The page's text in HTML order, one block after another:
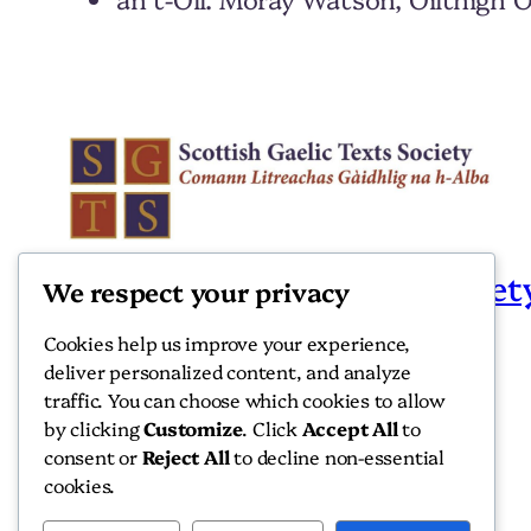
Scottish Gaelic Texts
Scottish Gaelic Texts Society
We respect your privacy
Cookies help us improve your experience,
deliver personalized content, and analyze
traffic. You can choose which cookies to allow
by clickingCustomize. ClickAccept Allto
consent orReject Allto decline non-essential
cookies.